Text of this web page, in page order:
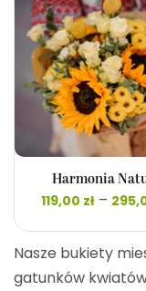
Nasze bukiety
gatunków
Harmonia
119,00 zł –